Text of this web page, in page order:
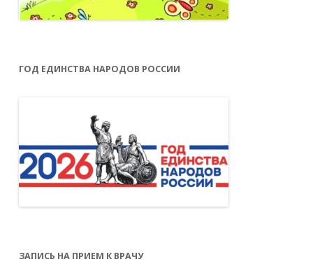
ГОД ЕДИНСТВА НАРОДОВ РОССИИ
ЗАПИСЬ НА ПРИЕМ К ВРАЧУ